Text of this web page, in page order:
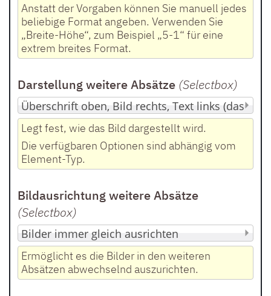
Anstatt der Vorgaben können Sie manuell jedes
beliebige Format angeben. Verwenden Sie
„Breite-Höhe“, zum Beispiel „5-1“ für eine
extrem breites Format.
Darstellung weitere Absätze (Selectbox)
Legt fest, wie das Bild dargestellt wird.
Die verfügbaren Optionen sind abhängig vom
Element-Typ.
Bildausrichtung weitere Absätze
(Selectbox)
Ermöglicht es die Bilder in den weiteren
Absätzen abwechselnd auszurichten.